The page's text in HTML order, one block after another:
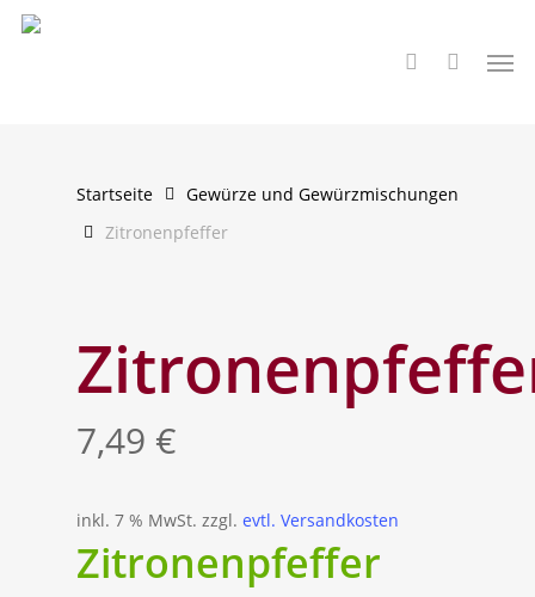
Skip
search
Startseite
Gewürze und Gewürzmischungen
Zitronenpfeffer
7,49 €
inkl. 7 % MwSt. zzgl. evtl. Versandkosten
Zitronenpfeffer